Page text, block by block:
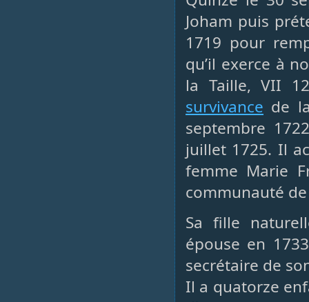
Joham puis
1719 pour
qu’il exerce à
la Taille, VII
survivance de
septembre
juillet 1725. Il
femme Marie
communauté
Sa fille
épouse en
secrétaire de
Il a quatorze